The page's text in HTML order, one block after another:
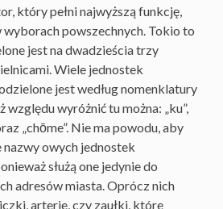
który pełni najwyższą funkcję,
wyborach powszechnych. Tokio to
jest na dwadzieścia trzy
Wiele jednostek
jest według nomenklatury
względu wyróżnić tu można: „ku”,
„chōme”. Nie ma powodu, aby
nazwy owych jednostek
służą one jedynie do
adresów miasta. Oprócz nich
arterie, czy zaułki, które